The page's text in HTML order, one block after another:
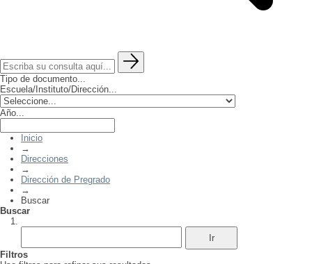
Tipo de documento...
Escuela/Instituto/Dirección...
Año...
Inicio
→
Direcciones
→
Dirección de Pregrado
→
Buscar
Buscar
Filtros